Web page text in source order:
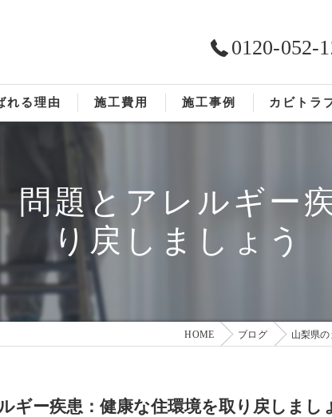
0120-052-
れる理由
の流れ
施工費用 施工事例 カビトラ
問題とアレルギー
り戻しましょう
HOME ブログ 山梨県
ギー疾患：健康な住環境を取り戻しまし